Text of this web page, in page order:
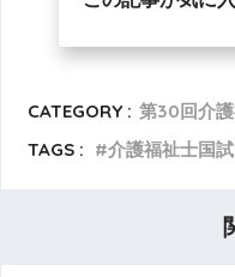
CATEGORY : 第30回介
TAGS :
介護福祉士国試